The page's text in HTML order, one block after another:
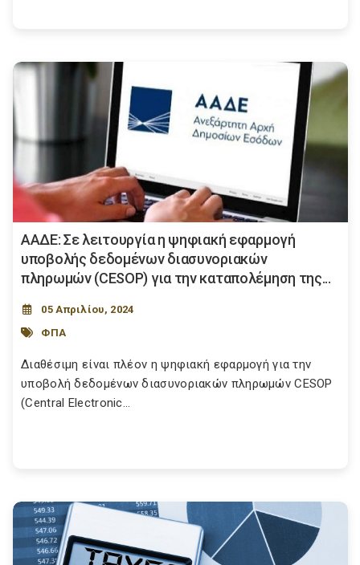
ΑΑΔΕ: Σε λειτουργία η ψηφιακή εφαρμογή
υποβολής δεδομένων διασυνοριακών
πληρωμών (CESOP) για την καταπολέμηση της...
05 Απριλίου, 2024
ΦΠΑ
Διαθέσιμη είναι πλέον η ψηφιακή εφαρμογή για την
υποβολή δεδομένων διασυνοριακών πληρωμών CESOP
(Central Electronic...